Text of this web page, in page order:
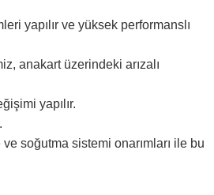
yapılır ve yüksek performanslı
anakart üzerindeki arızalı
yapılır.
soğutma sistemi onarımları ile bu